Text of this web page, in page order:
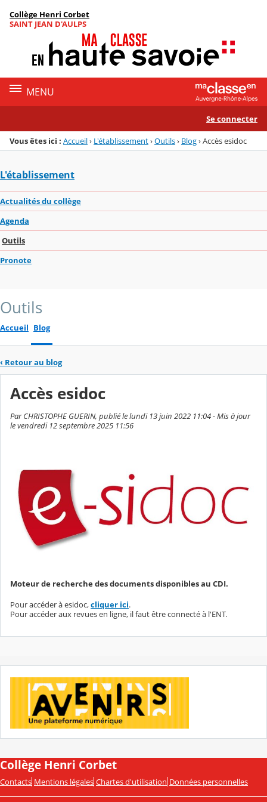
Menu de la rubrique
Contenu
Collège Henri Corbet
SAINT JEAN D'AULPS
MENU
Se connecter
Vous êtes ici : Accueil› L'établissement›Outils› Blog›Accès esidoc
L'établissement
Actualités du collège
Agenda
Outils
Pronote
Outils
Accueil Blog
‹ Retour au blog
Accès esidoc
Par CHRISTOPHE GUERIN, publié le lundi 13 juin 2022 11:04 - Mis à jour
le vendredi 12 septembre 2025 11:56
Moteur de recherche des documents disponibles au CDI.
Pour accéder à esidoc,cliquer ici.
Pour accéder aux revues en ligne, il faut être connecté à l'ENT.
Collège Henri Corbet
Contacts Mentions légales Chartes d'utilisation Données personnelles